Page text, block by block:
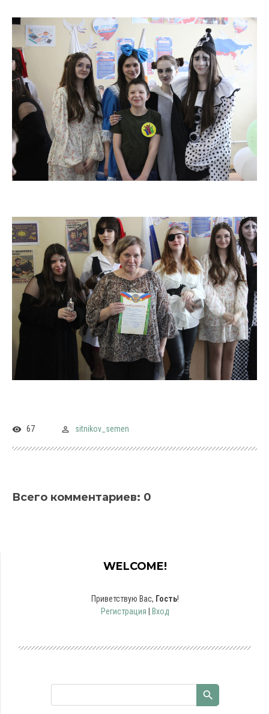
67 sitnikov_semen
Всего комментариев: 0
WELCOME!
Приветствую Вас, Гость!
Регистрация
Вход